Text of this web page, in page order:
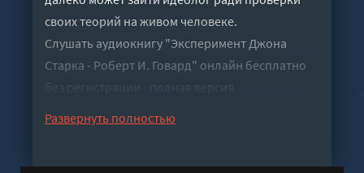
своих теорий на живом человеке.
Слушать аудиокнигу "Эксперимент Джона
Старка - Роберт И. Говард" онлайн бесплатно
без регистрации - полная версия
Развернуть полностью